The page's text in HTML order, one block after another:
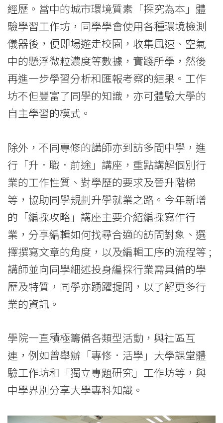
院
香
港
浸
會
大
學
經歷。當中的城市環境質素「探究為本」體
驗學習工作坊，同學學會使用各種環境檢測
儀器後，便即場遊走校園，收集風速、空氣
中的懸浮微粒濃度等數據，實踐所學，然後
再進一步學習分析和匯報考察的結果。工作
坊不但豐富了同學的知識，亦可體驗大學的
自主學習的模式。
除外，不同專修的講師亦到訪多間中學，進
行「升．職．前途」講座，重點講解個別行
業的工作性質、對學歷的要求及晉升階梯
等，協助同學規劃升學就業之路。今年新增
的「編採攻略」講座主要介紹編採寫作行
業，分享編輯如何找尋合適的訪問對象、選
擇撰寫文章的角度，以及編輯工序的流程等 ;
講師並向同學細述投身編採行業需具備的學
歷及特質，同學亦踴躍提問，以了解更多行
業的資訊。
學院一直積極籌備各類型活動，與社區互
連，例如曾舉辦「專修．活學」大學課堂體
驗工作坊和「獨立專題研究」工作坊等，與
中學界別分享大學專科知識。